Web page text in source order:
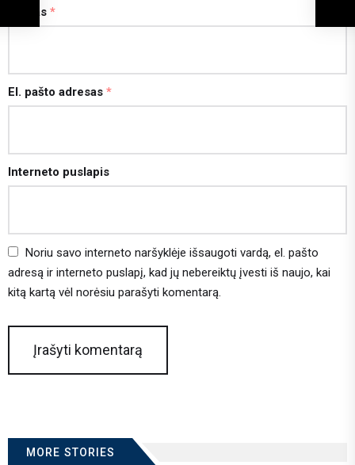
Vardas *
El. pašto adresas *
Interneto puslapis
Noriu savo interneto naršyklėje išsaugoti vardą, el. pašto
adresą ir interneto puslapį, kad jų nebereiktų įvesti iš naujo, kai
kitą kartą vėl norėsiu parašyti komentarą.
MORE STORIES